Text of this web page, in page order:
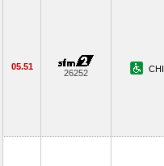
05.51
26252